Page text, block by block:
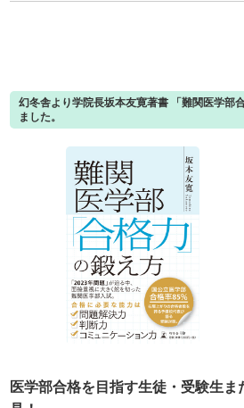
幻冬舎より学院長坂本友寛著書 「難関医学部
ました。
医学部合格を目指す生徒・受験生